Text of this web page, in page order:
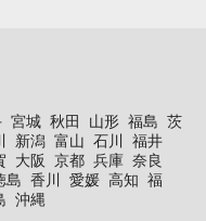
宮城 秋田 山形 福島 茨
新潟 富山 石川
福井
大阪 京都 兵庫 奈良
島 香川 愛媛 高知 福
沖縄